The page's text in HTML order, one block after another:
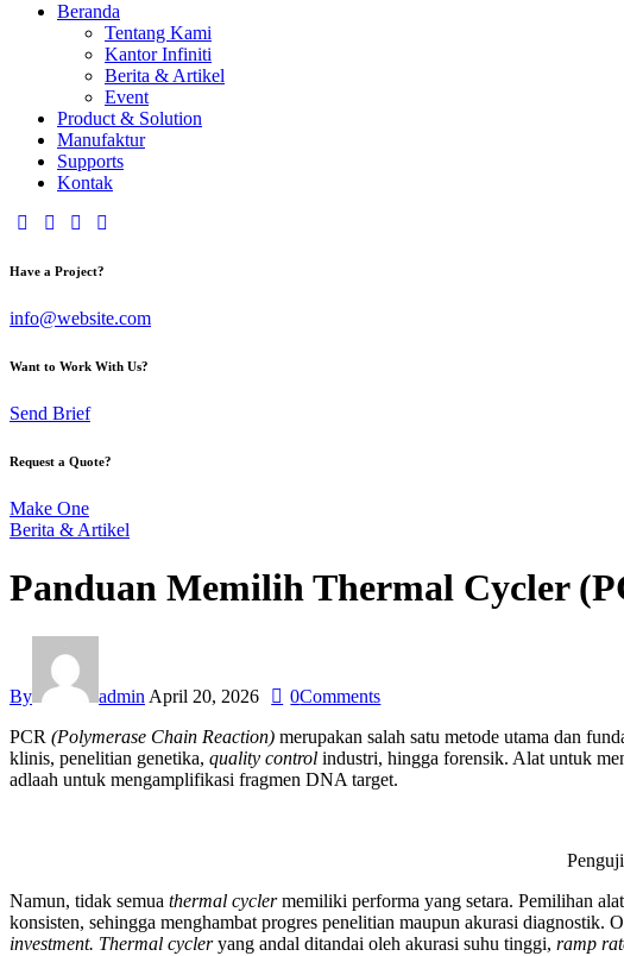
Beranda
Tentang Kami
Kantor Infiniti
Berita & Artikel
Event
Product & Solution
Manufaktur
Supports
Kontak
Have a Project?
info@website.com
Want to Work With Us?
Send Brief
Request a Quote?
Make One
Berita & Artikel
Panduan Memilih Thermal Cycler
By admin April 20, 2026 0Comments
PCR (Polymerase Chain Reaction) merupakan salah satu metode utama dan
klinis, penelitian genetika, quality control industri, hingga forensik. Alat untuk
adlaah untuk mengamplifikasi fragmen DNA target.
Namun, tidak semua thermal cyclermemiliki performa yang setara. Pemilihan
konsisten, sehingga menghambat progres penelitian maupun akurasi diagnostik.
investment. Thermal cycleryang andal ditandai oleh akurasi suhu tinggi, ramp